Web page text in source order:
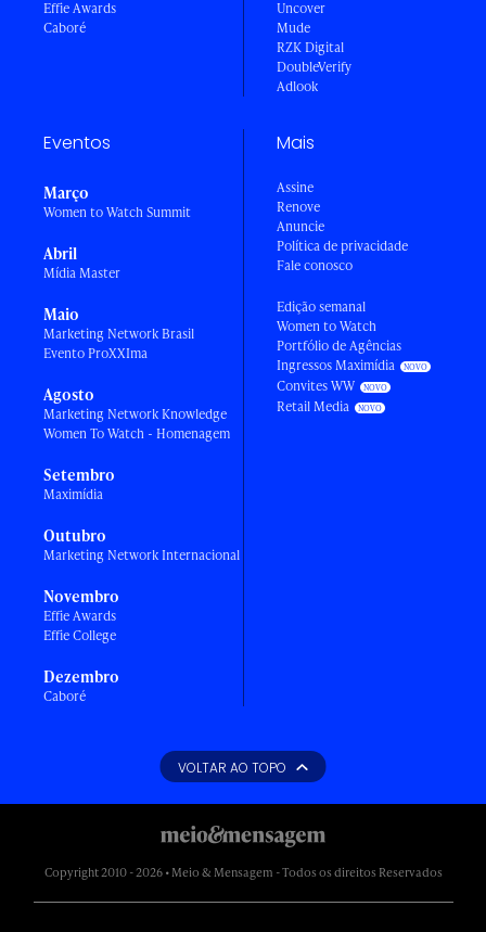
Effie Awards
Caboré
Uncover
Mude
RZK Digital
DoubleVerify
Adlook
Eventos
Março
Women to Watch Summit
Abril
Mídia Master
Maio
Marketing Network Brasil
Evento ProXXIma
Agosto
Marketing Network Knowledge
Women To Watch - Homenagem
Setembro
Maximídia
Outubro
Marketing Network Internacional
Novembro
Effie Awards
Effie College
Dezembro
Caboré
Mais
Assine
Renove
Anuncie
Política de privacidade
Fale conosco
Edição semanal
Women to Watch
Portfólio de Agências
Ingressos Maximídia
Convites WW
Retail Media
VOLTAR AO TOPO
Copyright 2010 - 2026 • Meio & Mensagem - Todos os direitos Reservados